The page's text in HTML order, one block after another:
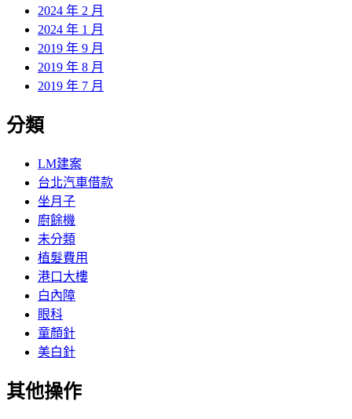
2024 年 2 月
2024 年 1 月
2019 年 9 月
2019 年 8 月
2019 年 7 月
分類
LM建案
台北汽車借款
坐月子
廚餘機
未分類
植髮費用
港口大樓
白內障
眼科
童顏針
美白針
其他操作